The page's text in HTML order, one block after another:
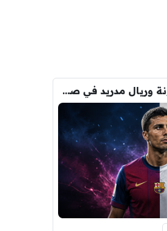
ضربة مزدوجة لبرشلونة وريال مدريد في صفقة رودري